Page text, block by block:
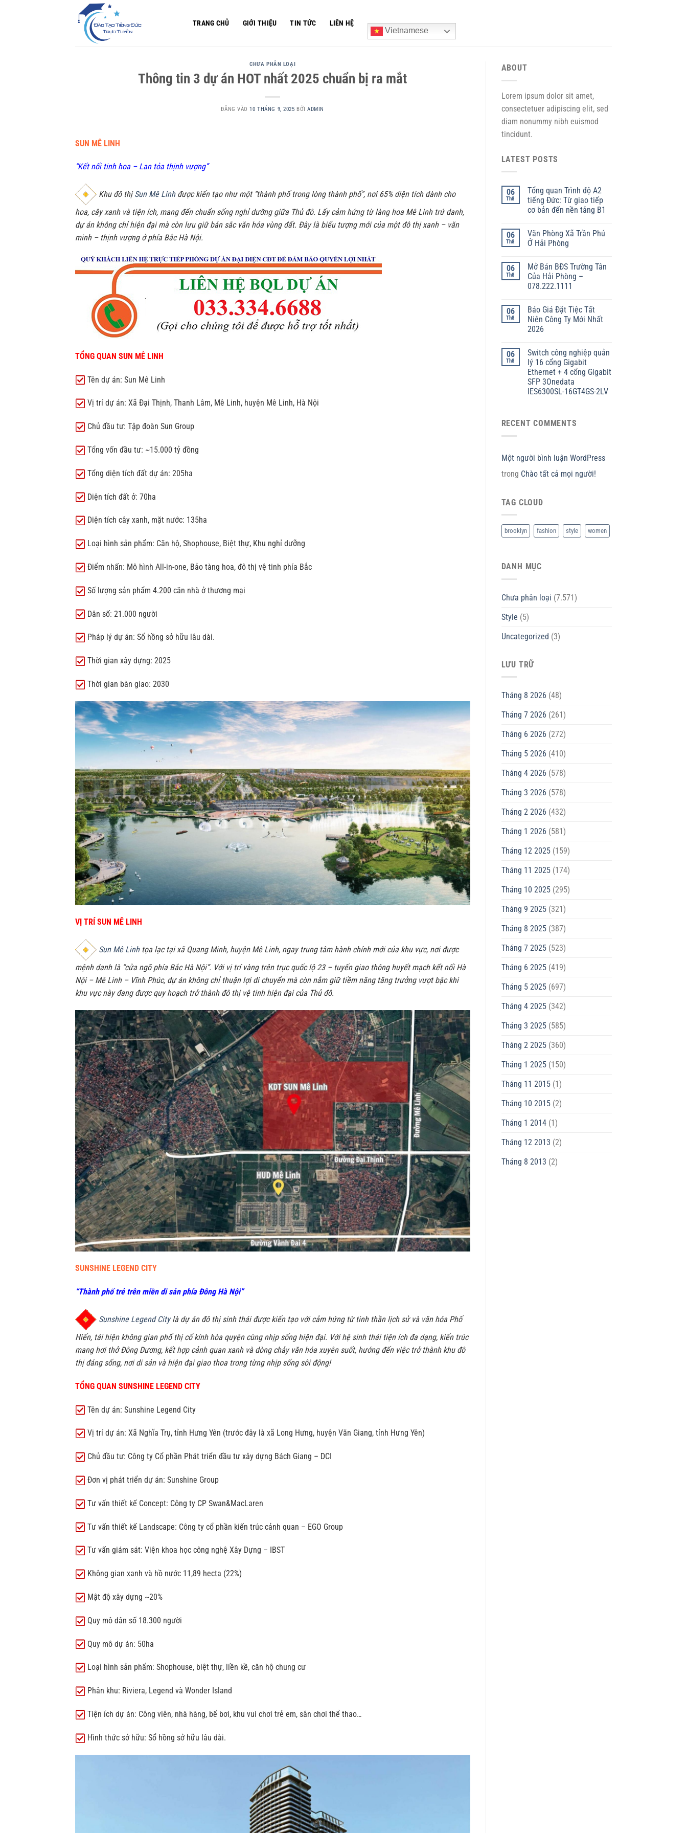
TRANG CHỦ GIỚI THIỆU TIN TỨC
LIÊN HỆ
Vietnamese
CHƯA PHÂN LOẠI
Thông tin 3 dự án HOT nhất 2025 chuẩn bị ra mắt
ĐĂNG VÀO10 THÁNG 9, 2025 BỞIADMIN
SUN MÊ LINH
“Kết nối tinh hoa – Lan tỏa thịnh vượng”
Khu đô thịSun Mê Linhđược kiến tạo như một “thành phố trong lòng thành phố”, nơi 65% diện tích dành cho
hoa, cây xanh và tiện ích, mang đến chuẩn sống nghỉ dưỡng giữa Thủ đô. Lấy cảm hứng từ làng hoa Mê Linh trứ danh,
dự án không chỉ hiện đại mà còn lưu giữ bản sắc văn hóa vùng đất. Đây là biểu tượng mới của một đô thị xanh – văn
minh – thịnh vượng ở phía Bắc Hà Nội.
TỔNG QUAN SUN MÊ LINH
Tên dự án: Sun Mê Linh
Vị trí dự án: Xã Đại Thịnh, Thanh Lâm, Mê Linh, huyện Mê Linh, Hà Nội
Chủ đầu tư: Tập đoàn Sun Group
Tổng vốn đầu tư: ~15.000 tỷ đồng
Tổng diện tích đất dự án: 205ha
Diện tích đất ở: 70ha
Diện tích cây xanh, mặt nước: 135ha
Loại hình sản phẩm: Căn hộ, Shophouse, Biệt thự, Khu nghỉ dưỡng
Điểm nhấn: Mô hình All-in-one, Bảo tàng hoa, đô thị vệ tinh phía Bắc
Số lượng sản phẩm 4.200 căn nhà ở thương mại
Dân số: 21.000 người
Pháp lý dự án: Sổ hồng sở hữu lâu dài.
Thời gian xây dựng: 2025
Thời gian bàn giao: 2030
VỊ TRÍ SUN MÊ LINH
Sun Mê Linhtọa lạc tại xã Quang Minh, huyện Mê Linh, ngay trung tâm hành chính mới của khu vực, nơi được
mệnh danh là “cửa ngõ phía Bắc Hà Nội”. Với vị trí vàng trên trục quốc lộ 23 – tuyến giao thông huyết mạch kết nối Hà
Nội – Mê Linh – Vĩnh Phúc, dự án không chỉ thuận lợi di chuyển mà còn nắm giữ tiềm năng tăng trưởng vượt bậc khi
khu vực này đang được quy hoạch trở thành đô thị vệ tinh hiện đại của Thủ đô.
SUNSHINE LEGEND CITY
“Thành phố trẻ trên miền di sản phía Đông Hà Nội”
Sunshine Legend Citylà dự án đô thị sinh thái được kiến tạo với cảm hứng từ tinh thần lịch sử và văn hóa Phố
Hiến, tái hiện không gian phố thị cổ kính hòa quyện cùng nhịp sống hiện đại. Với hệ sinh thái tiện ích đa dạng, kiến trúc
mang hơi thở Đông Dương, kết hợp cảnh quan xanh và dòng chảy văn hóa xuyên suốt, hướng đến việc trở thành khu đô
thị đáng sống, nơi di sản và hiện đại giao thoa trong từng nhịp sống sôi động!
TỔNG QUAN SUNSHINE LEGEND CITY
Tên dự án: Sunshine Legend City
Vị trí dự án: Xã Nghĩa Trụ, tỉnh Hưng Yên (trước đây là xã Long Hưng, huyện Văn Giang, tỉnh Hưng Yên)
Chủ đầu tư: Công ty Cổ phần Phát triển đầu tư xây dựng Bách Giang – DCI
Đơn vị phát triển dự án: Sunshine Group
Tư vấn thiết kế Concept: Công ty CP Swan&MacLaren
Tư vấn thiết kế Landscape: Công ty cổ phần kiến trúc cảnh quan – EGO Group
Tư vấn giám sát: Viện khoa học công nghệ Xây Dựng – IBST
Không gian xanh và hồ nước 11,89 hecta (22%)
Mật độ xây dựng ~20%
Quy mô dân số 18.300 người
Quy mô dự án: 50ha
Loại hình sản phẩm: Shophouse, biệt thự, liền kề, căn hộ chung cư
Phân khu: Riviera, Legend và Wonder Island
Tiện ích dự án: Công viên, nhà hàng, bể bơi, khu vui chơi trẻ em, sân chơi thể thao…
Hình thức sở hữu: Sổ hồng sở hữu lâu dài.
ABOUT
Lorem ipsum dolor sit amet,
consectetuer adipiscing elit, sed
diam nonummy nibh euismod
tincidunt.
LATEST POSTS
06
Th8
Tổng quan Trình độ A2
tiếng Đức: Từ giao tiếp
cơ bản đến nền tảng B1
06
Th8
Văn Phòng Xã Trần Phú
Ở Hải Phòng
06
Th8
Mở Bán BĐS Trường Tân
Của Hải Phòng –
078.222.1111
06
Th8
Báo Giá Đặt Tiệc Tất
Niên Công Ty Mới Nhất
2026
06
Th8
Switch công nghiệp quản
lý 16 cổng Gigabit
Ethernet + 4 cổng Gigabit
SFP 3Onedata
IES6300SL-16GT4GS-2LV
RECENT COMMENTS
Một người bình luận WordPress
trong Chào tất cả mọi người!
TAG CLOUD
brooklyn fashion style women
DANH MỤC
Chưa phân loại (7.571)
Style (5)
Uncategorized (3)
LƯU TRỮ
Tháng 8 2026 (48)
Tháng 7 2026 (261)
Tháng 6 2026 (272)
Tháng 5 2026 (410)
Tháng 4 2026 (578)
Tháng 3 2026 (578)
Tháng 2 2026 (432)
Tháng 1 2026 (581)
Tháng 12 2025(159)
Tháng 11 2025(174)
Tháng 10 2025(295)
Tháng 9 2025(321)
Tháng 8 2025(387)
Tháng 7 2025(523)
Tháng 6 2025(419)
Tháng 5 2025(697)
Tháng 4 2025(342)
Tháng 3 2025(585)
Tháng 2 2025(360)
Tháng 1 2025(150)
Tháng 11 2015(1)
Tháng 10 2015(2)
Tháng 1 2014(1)
Tháng 12 2013 (2)
Tháng 8 2013 (2)